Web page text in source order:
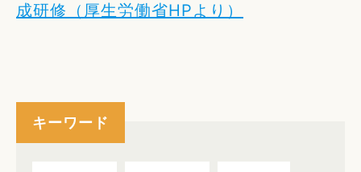
成研修（厚生労働省HPより）
キーワード